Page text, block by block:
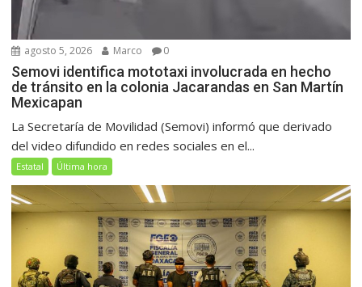
agosto 5, 2026 Marco 0
Semovi identifica mototaxi involucrada en hecho
de tránsito en la colonia Jacarandas en San Martín
Mexicapan
La Secretaría de Movilidad (Semovi) informó que derivado
del video difundido en redes sociales en el...
Estatal Última hora